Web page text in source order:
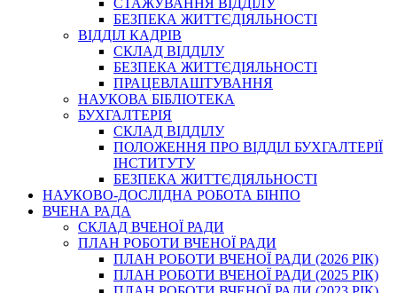
СТАЖУВАННЯ ВІДДІЛУ
БЕЗПЕКА ЖИТТЄДІЯЛЬНОСТІ
ВІДДІЛ КАДРІВ
СКЛАД ВІДДІЛУ
БЕЗПЕКА ЖИТТЄДІЯЛЬНОСТІ
ПРАЦЕВЛАШТУВАННЯ
НАУКОВА БІБЛІОТЕКА
БУХГАЛТЕРІЯ
СКЛАД ВІДДІЛУ
ПОЛОЖЕННЯ ПРО ВІДДІЛ БУХГАЛТЕРІЇ
ІНСТИТУТУ
БЕЗПЕКА ЖИТТЄДІЯЛЬНОСТІ
НАУКОВО-ДОСЛІДНА РОБОТА БІНПО
ВЧЕНА РАДА
СКЛАД ВЧЕНОЇ РАДИ
ПЛАН РОБОТИ ВЧЕНОЇ РАДИ
ПЛАН РОБОТИ ВЧЕНОЇ РАДИ (2026 РІК)
ПЛАН РОБОТИ ВЧЕНОЇ РАДИ (2025 РІК)